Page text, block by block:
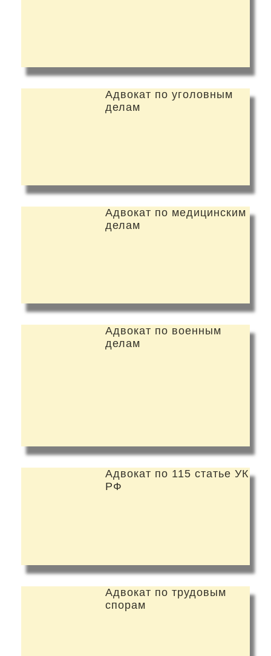
Адвокат по уголовным
делам
Адвокат по медицинским
делам
Адвокат по военным
делам
Адвокат по 115 статье УК
РФ
Адвокат по трудовым
спорам